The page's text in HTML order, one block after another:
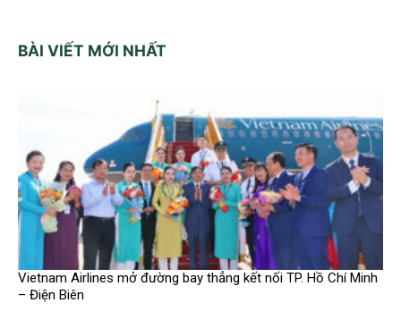
BÀI VIẾT MỚI NHẤT
Vietnam Airlines mở đường bay thẳng kết nối TP. Hồ Chí Minh
– Điện Biên